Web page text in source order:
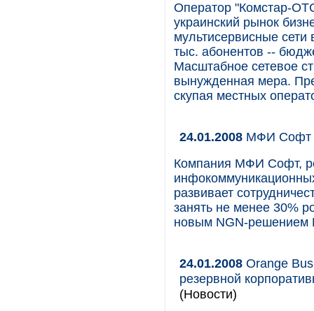
Оператор "Комстар-
украинский рынок
мультисервисные
тыс. абонентов --
Масштабное сетевое
вынужденная мера.
скупая местных
24.01.2008 МФИ Софт
Компания МФИ Софт,
развивает
занять не менее 30%
новым NGN-решением
24.01.2008 Orange
резервной
(Новости)